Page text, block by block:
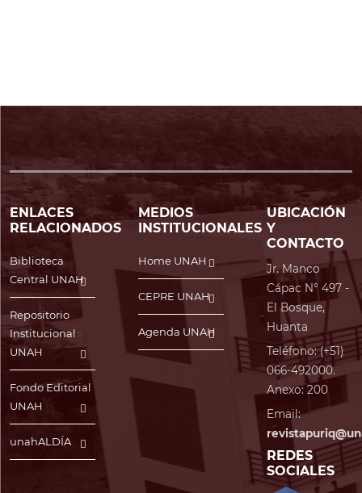
ENLACES
RELACIONADOS
Biblioteca
Central UNAH
Repositorio
Institucional
UNAH
Fondo Editorial
UNAH
unahALDÍA
MEDIOS
INSTITUCIONALES
Home UNAH
CEPRE UNAH
Agenda UNAH
UBICACIÓN
Y
CONTACTO
Jr. Manco
Cápac N° 497 -
El Bosque,
Huanta
Teléfono: (+51)
066-492000.
Anexo: 200
Email:
REDES
SOCIALES